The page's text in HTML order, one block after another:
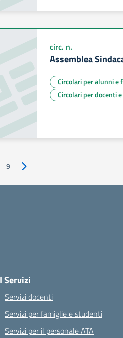
circ. n.
Assemblea
Circolari per alunni e
Circolari per docenti
9 Pagina successiva
I Servizi
Servizi docenti
Servizi per famiglie e studenti
Servizi per il personale ATA